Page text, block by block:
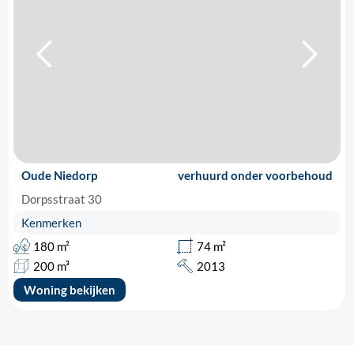
Oude Niedorp
verhuurd onder voorbehoud
Dorpsstraat 30
Kenmerken
180 m²
74 m²
200 m³
2013
Woning bekijken